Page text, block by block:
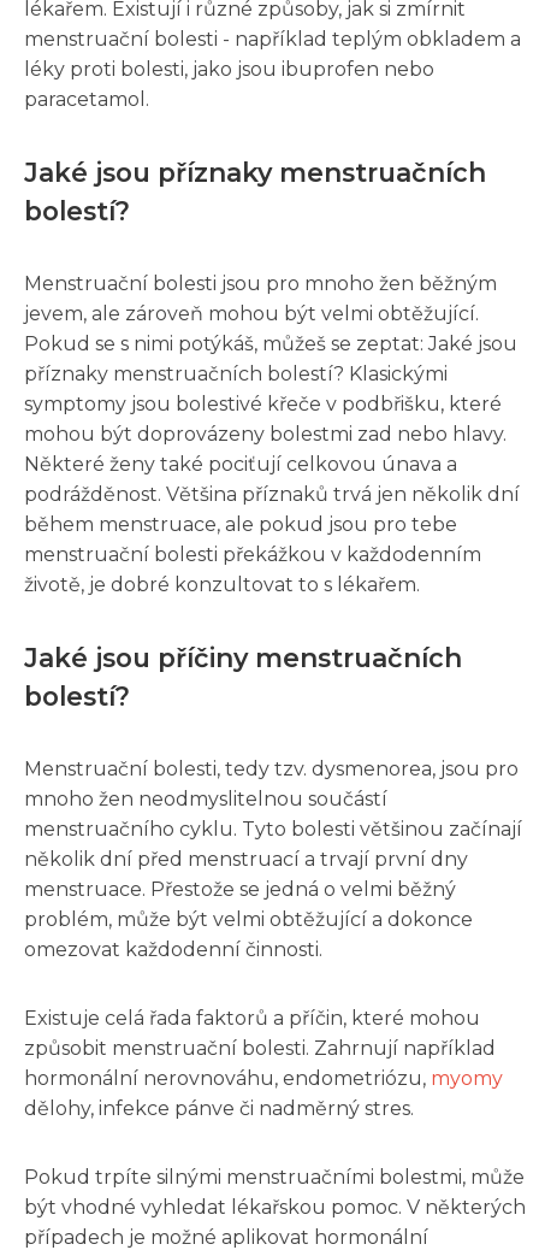
lékařem. Existují i různé způsoby, jak si zmírnit
menstruační bolesti - například teplým obkladem a
léky proti bolesti, jako jsou ibuprofen nebo
paracetamol.
Jaké jsou příznaky menstruačních
bolestí?
Menstruační bolesti jsou pro mnoho žen běžným
jevem, ale zároveň mohou být velmi obtěžující.
Pokud se s nimi potýkáš, můžeš se zeptat: Jaké jsou
příznaky menstruačních bolestí? Klasickými
symptomy jsou bolestivé křeče v podbřišku, které
mohou být doprovázeny bolestmi zad nebo hlavy.
Některé ženy také pociťují celkovou únava a
podrážděnost. Většina příznaků trvá jen několik dní
během menstruace, ale pokud jsou pro tebe
menstruační bolesti překážkou v každodenním
životě, je dobré konzultovat to s lékařem.
Jaké jsou příčiny menstruačních
bolestí?
Menstruační bolesti, tedy tzv. dysmenorea, jsou pro
mnoho žen neodmyslitelnou součástí
menstruačního cyklu. Tyto bolesti většinou začínají
několik dní před menstruací a trvají první dny
menstruace. Přestože se jedná o velmi běžný
problém, může být velmi obtěžující a dokonce
omezovat každodenní činnosti.
Existuje celá řada faktorů a příčin, které mohou
způsobit menstruační bolesti. Zahrnují například
hormonální nerovnováhu, endometriózu, myomy
dělohy, infekce pánve či nadměrný stres.
Pokud trpíte silnými menstruačními bolestmi, může
být vhodné vyhledat lékařskou pomoc. V některých
případech je možné aplikovat hormonální